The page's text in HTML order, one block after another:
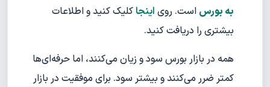
به بورس است. روی اینجاکلیک کنید و اطلاعات
بیشتری را دریافت کنید.
همه در بازار بورس سود و زیان می‌کنند، اما حرفه‌ای‌ها
کمتر ضرر می‌کنند و بیشتر سود. برای موفقیت در بازار